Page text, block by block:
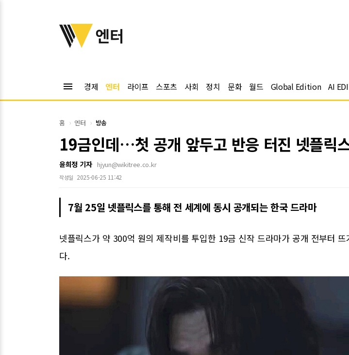
위키트리
엔터
menu 경제 엔터 라이프 스포츠 사회 정치 문화 월드 Global Edition AI
홈 엔터 방송
19금인데…첫 공개 앞두고 반응 터진 넷플릭
윤희정 기자 hjyun@wikitree.co.kr
작성일 2025-06-25 11:42
7월 25일 넷플릭스를 통해 전 세계에 동시 공개되는 한국 드라마
넷플릭스가 약 300억 원의 제작비를 투입한 19금 신작 드라마가 공개 전부터 뜨
다.